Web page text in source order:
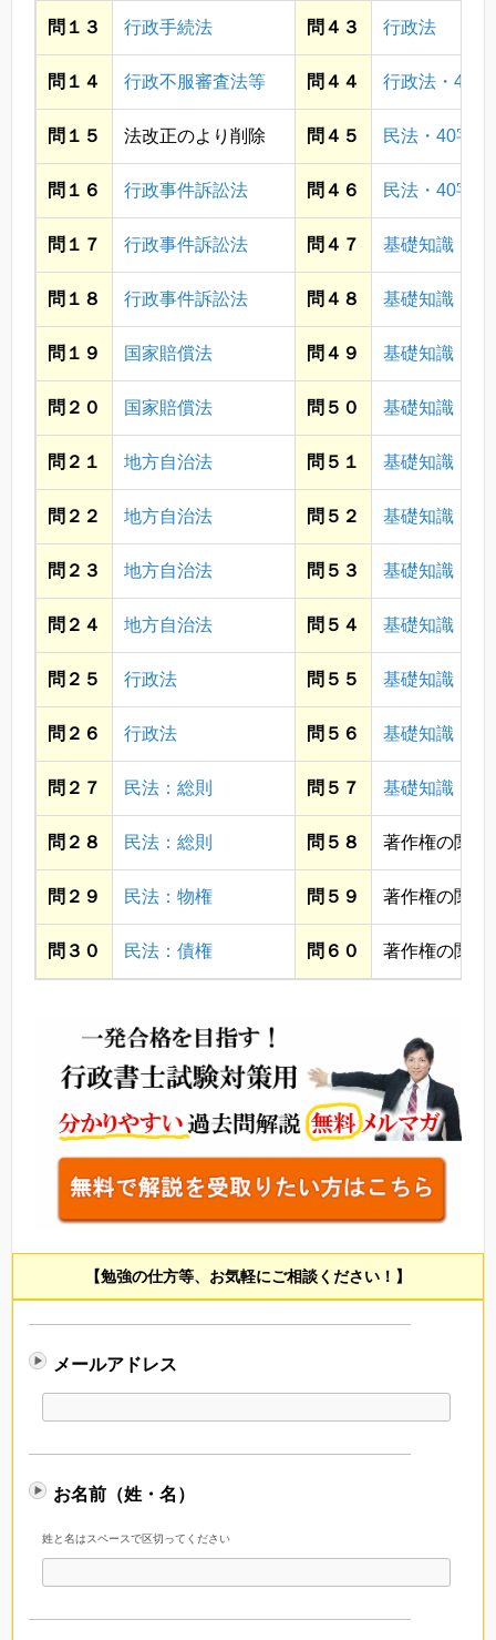
問１３ 行政手続法 問４３ 行政法
問１４ 行政不服審査法等 問４４ 行政法・40字
問１５ 法改正のより削除 問４５ 民法・40字
問１６ 行政事件訴訟法 問４６ 民法・40字
問１７ 行政事件訴訟法 問４７ 基礎知識・政
問１８ 行政事件訴訟法 問４８ 基礎知識・政
問１９ 国家賠償法 問４９ 基礎知識・経
問２０ 国家賠償法 問５０ 基礎知識・社
問２１ 地方自治法 問５１ 基礎知識・社
問２２ 地方自治法 問５２ 基礎知識・政
問２３ 地方自治法 問５３ 基礎知識・社
問２４ 地方自治法 問５４ 基礎知識・個
問２５ 行政法 問５５ 基礎知識・個
問２６ 行政法 問５６ 基礎知識・個
問２７ 民法：総則 問５７ 基礎知識・情
問２８ 民法：総則 問５８ 著作権の関係
問２９ 民法：物権 問５９ 著作権の関係
問３０ 民法：債権 問６０ 著作権の関係
【勉強の仕方等、お気軽にご相談ください！】
メールアドレス
お名前（姓・名）
姓と名はスペースで区切ってください